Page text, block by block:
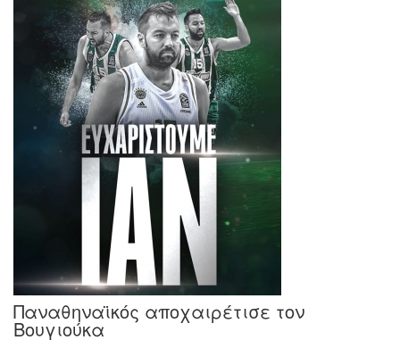
Παναθηναϊκός αποχαιρέτισε τον
Βουγιούκα